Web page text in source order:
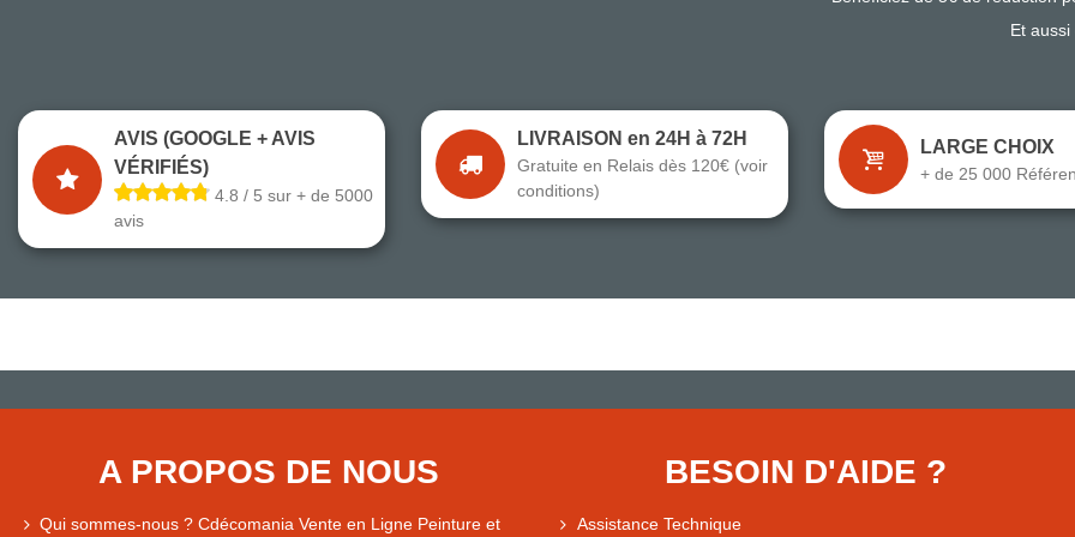
Et
AVIS (GOOGLE + AVIS
VÉRIFIÉS)
4.8 / 5 sur + de 5000
avis
LIVRAISON en 24H à 72H
Gratuite en Relais dès 120€ (voir
conditions)
LARGE CHOIX
+ de 25 000
A PROPOS DE NOUS
Qui sommes-nous ? Cdécomania Vente en Ligne Peinture et
BESOIN D'AIDE ?
Assistance Technique